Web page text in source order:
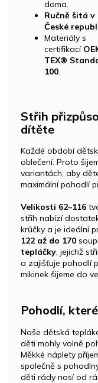
doma.
Ručně šitá v
České
Materiály s
certifikací
TEX®
100.
Střih
dítěte
Každé období
oblečení. Proto
variantách, aby
maximální pohodlí
Velikosti 62–116
střih nabízí
krůčky a je ideální
122 až do 170
tepláčky, jejichž
a zajišťuje pohodlí
mikinek šijeme do
Pohodlí,
Naše dětská
děti mohly volně
Měkké náplety
společně s
děti rády nosí od